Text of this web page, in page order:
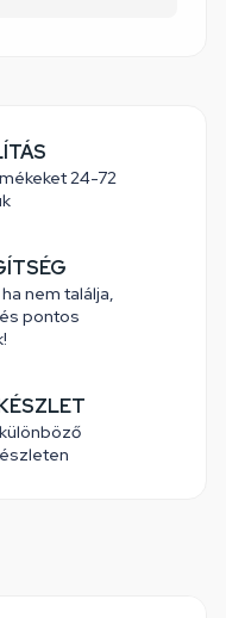
24-72
nem találja,
pontos